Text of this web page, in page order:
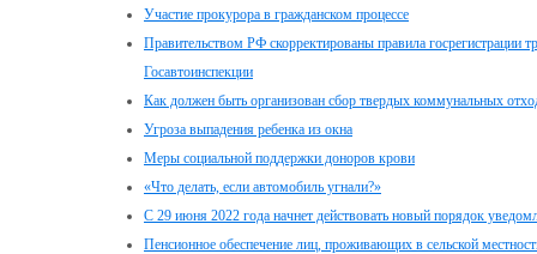
Участие прокурора в гражданском процессе
Правительством РФ скорректированы правила госрегистрации
Госавтоинспекции
Как должен быть организован сбор твердых коммунальных
Угроза выпадения ребенка из окна
Меры социальной поддержки доноров крови
«Что делать, если автомобиль угнали?»
С 29 июня 2022 года начнет действовать новый порядок
Пенсионное обеспечение лиц, проживающих в сельской